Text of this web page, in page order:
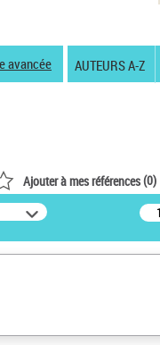
avancée AUTEURS A-Z
Ajouter à mes références(0)